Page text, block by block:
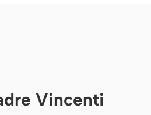
Vincenti